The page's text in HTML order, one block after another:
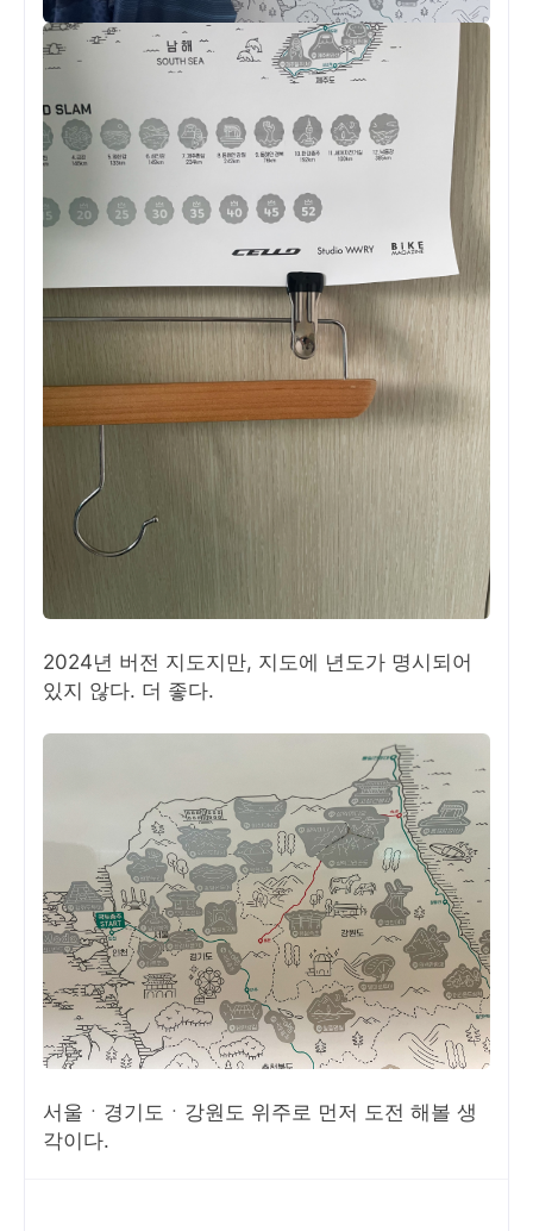
2024년 버전 지도지만, 지도에 년도가 명시되어
있지 않다. 더 좋다.
서울ㆍ경기도ㆍ강원도 위주로 먼저 도전 해볼 생
각이다.